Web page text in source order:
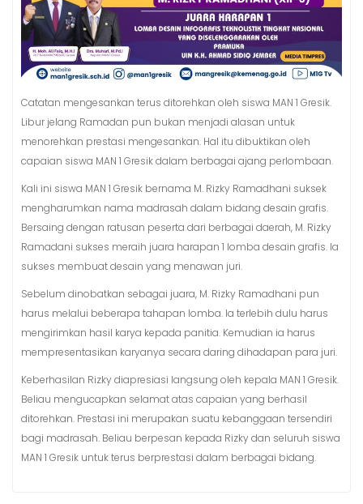
Catatan mengesankan terus ditorehkan oleh siswa MAN 1 Gresik.
Libur jelang Ramadan pun bukan menjadi alasan untuk
menorehkan prestasi mengesankan. Hal itu dibuktikan oleh
capaian siswa MAN 1 Gresik dalam berbagai ajang perlombaan.
Kali ini siswa MAN 1 Gresik bernama M. Rizky Ramadhani suksek
mengharumkan nama madrasah dalam bidang desain grafis.
Bersaing dengan ratusan peserta dari berbagai daerah, M. Rizky
Ramadani sukses meraih juara harapan 1 lomba desain grafis. Ia
sukses membuat desain yang menawan juri.
Sebelum dinobatkan sebagai juara, M. Rizky Ramadhani pun
harus melalui beberapa tahapan lomba. Ia terlebih dulu harus
mengirimkan hasil karya kepada panitia. Kemudian ia harus
mempresentasikan karyanya secara daring dihadapan para juri.
Keberhasilan Rizky diapresiasi langsung oleh kepala MAN 1 Gresik.
Beliau mengucapkan selamat atas capaian yang berhasil
ditorehkan. Prestasi ini merupakan suatu kebanggaan tersendiri
bagi madrasah. Beliau berpesan kepada Rizky dan seluruh siswa
MAN 1 Gresik untuk terus berprestasi dalam berbagai bidang.